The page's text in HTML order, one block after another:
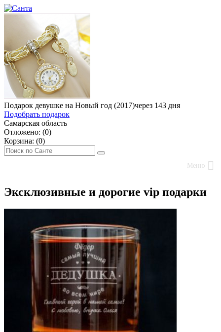
Подарок девушке на Новый год (2017)через 143 дня
Подобрать подарок
Самарская область
Отложено: (0)
Корзина: (0)
Меню
Эксклюзивные и дорогие vip подарки